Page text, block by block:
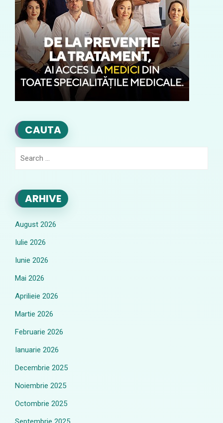
CAUTA
ARHIVE
August 2026
Iulie 2026
Iunie 2026
Mai 2026
Aprilieie 2026
Martie 2026
Februarie 2026
Ianuarie 2026
Decembrie 2025
Noiembrie 2025
Octombrie 2025